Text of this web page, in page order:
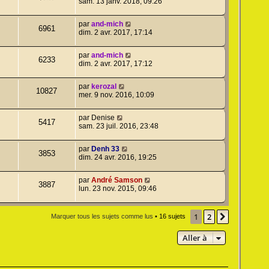
6961 par and-mich
dim. 2 avr. 2017, 17:14
6233 par and-mich
dim. 2 avr. 2017, 17:12
10827 par kerozal
mer. 9 nov. 2016, 10:09
5417 par Denise
sam. 23 juil. 2016, 23:48
3853 par Denh 33
dim. 24 avr. 2016, 19:25
3887 par André Samson
lun. 23 nov. 2015, 09:46
Marquer tous les sujets comme lus • 16 sujets 1 2
Aller à